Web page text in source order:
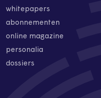
whitepapers
abonnementen
online magazine
personalia
dossiers